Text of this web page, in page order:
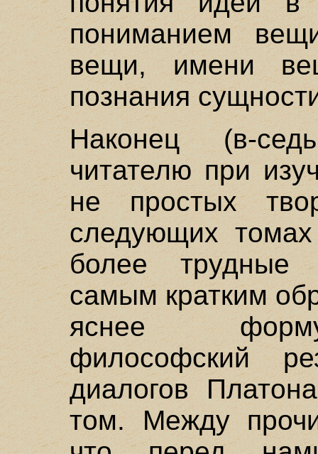
пониманием
вещи, имени
познания
Наконец (в-
читателю при
не простых
следующих
более трудные
самым кратким
яснее
философский
диалогов
том. Между